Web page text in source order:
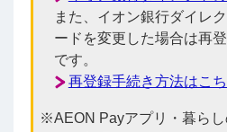
また、イオン銀行ダイレ
ードを変更した場合は再
です。
再登録手続き方法はこ
AEON Payアプリ・暮ら